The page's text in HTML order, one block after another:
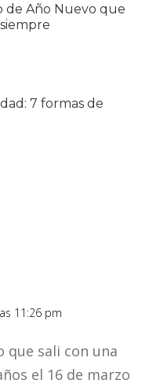
de Año Nuevo que
7 formas de
11:26 pm
que sali con una
el 16 de marzo